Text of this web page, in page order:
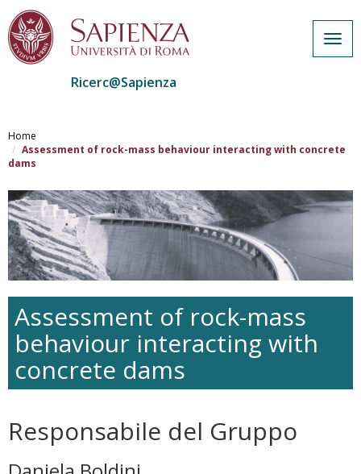
al
contenuto
principale
Ricerc@Sapienza
Home
Assessment of rock-mass behaviour interacting with concrete
dams
Assessment of rock-mass
behaviour interacting with
concrete dams
Responsabile del Gruppo